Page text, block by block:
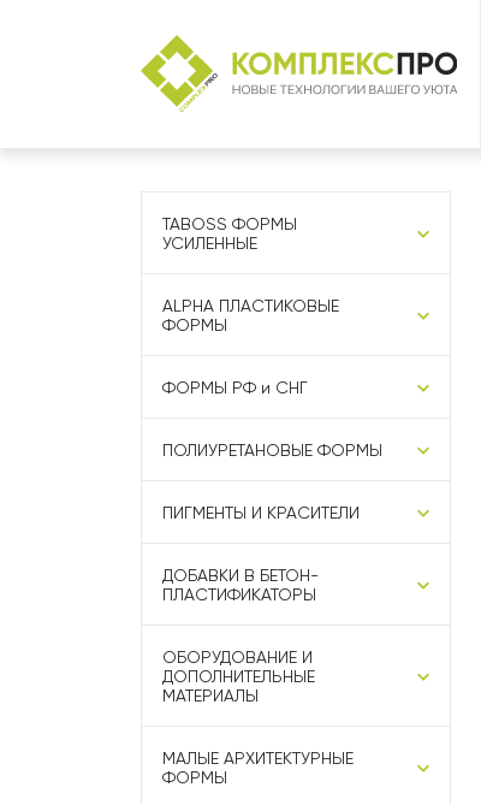
TABOSS ФОРМЫ
УСИЛЕННЫЕ
ALPHA ПЛАСТИКОВЫЕ
ФОРМЫ
ФОРМЫ РФ и СНГ
ПОЛИУРЕТАНОВЫЕ ФОРМЫ
ПИГМЕНТЫ И КРАСИТЕЛИ
ДОБАВКИ В БЕТОН-
ПЛАСТИФИКАТОРЫ
ОБОРУДОВАНИЕ И
ДОПОЛНИТЕЛЬНЫЕ
МАТЕРИАЛЫ
МАЛЫЕ АРХИТЕКТУРНЫЕ
ФОРМЫ